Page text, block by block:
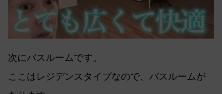
次にバスルームです。
ここはレジデンスタイプなので、バスルームが